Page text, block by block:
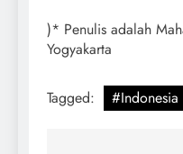
)* Penulis adalah
Yogyakarta
Tagged: #Indonesia